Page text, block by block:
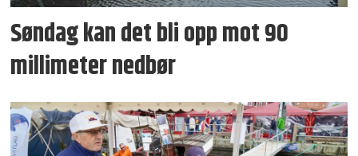
Søndag kan det bli opp mot 90
millimeter nedbør